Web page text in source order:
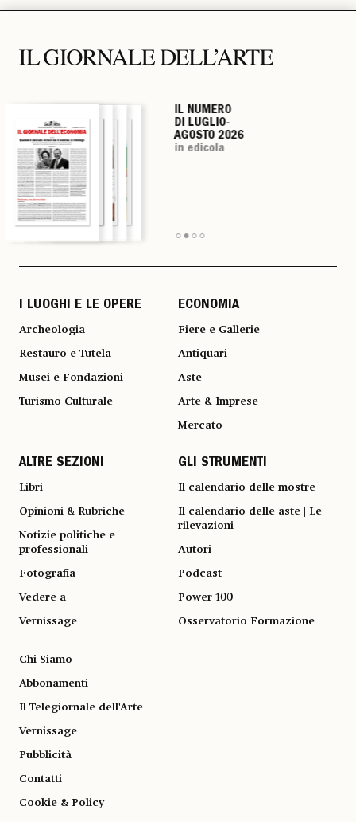
IL NUMERO
DI LUGLIO-
AGOSTO 2026
in edicola
IL NUMERO
DI LUGLIO-
AGOSTO 2026
in edicola
IL NUMERO
DI LUGLIO-
AGOSTO 2026
in edicola
IL NUMERO
DI LUGLIO-
AGOSTO 2026
in edicola
I LUOGHI E LE OPERE
Archeologia
Restauro e Tutela
Musei e Fondazioni
Turismo Culturale
ECONOMIA
Fiere e Gallerie
Antiquari
Aste
Arte & Imprese
Mercato
ALTRE SEZIONI
Libri
Opinioni & Rubriche
Notizie politiche e
professionali
Fotografia
Vedere a
Vernissage
GLI STRUMENTI
Il calendario delle mostre
Il calendario delle aste | Le
rilevazioni
Autori
Podcast
Power 100
Osservatorio Formazione
Chi Siamo
Abbonamenti
Il Telegiornale dell'Arte
Vernissage
Pubblicità
Contatti
Cookie & Policy